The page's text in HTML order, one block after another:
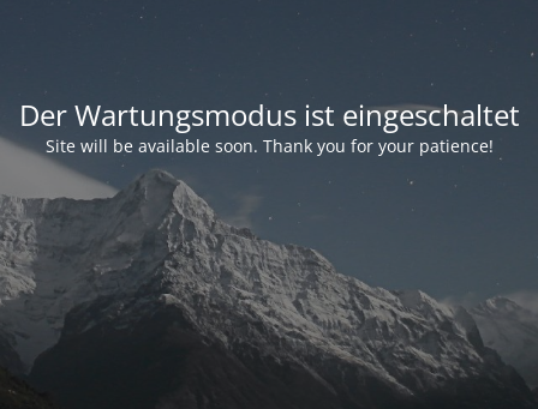
Der Wartungsmodus ist eingeschaltet
Site will be available soon. Thank you for your patience!